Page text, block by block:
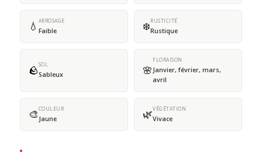
💧 ARROSAGE
Faible ❄️RUSTICITÉ
Rustique
🪨SOL
Sableux 🌸
FLORAISON
Janvier, février, mars,
avril
🎨COULEUR
Jaune 🌿VÉGÉTATION
Vivace